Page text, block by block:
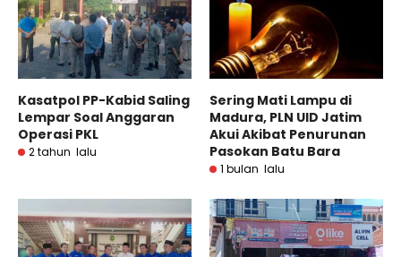
Kasatpol PP-Kabid Saling
Lempar Soal Anggaran
Operasi PKL
2 tahun lalu
Sering Mati Lampu di
Madura, PLN UID Jatim
Akui Akibat Penurunan
Pasokan Batu Bara
1 bulan lalu